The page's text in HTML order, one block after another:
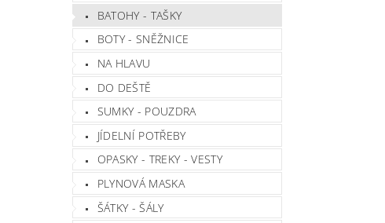
BATOHY - TAŠKY
BOTY - SNĚŽNICE
NA HLAVU
DO DEŠTĚ
SUMKY - POUZDRA
JÍDELNÍ POTŘEBY
OPASKY - TREKY - VESTY
PLYNOVÁ MASKA
ŠÁTKY - ŠÁLY